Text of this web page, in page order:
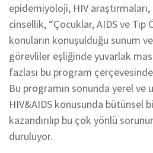
epidemiyoloji, HIV
cinsellik, “Çocuklar, AIDS ve Tıp
konuların konuşulduğu sunum
görevliler eşliğinde yuvarlak
fazlası bu program
Bu programın sonunda yerel ve
HIV&AIDS konusunda bütünsel
kazandırılıp bu çok yönlü
duruluyor.